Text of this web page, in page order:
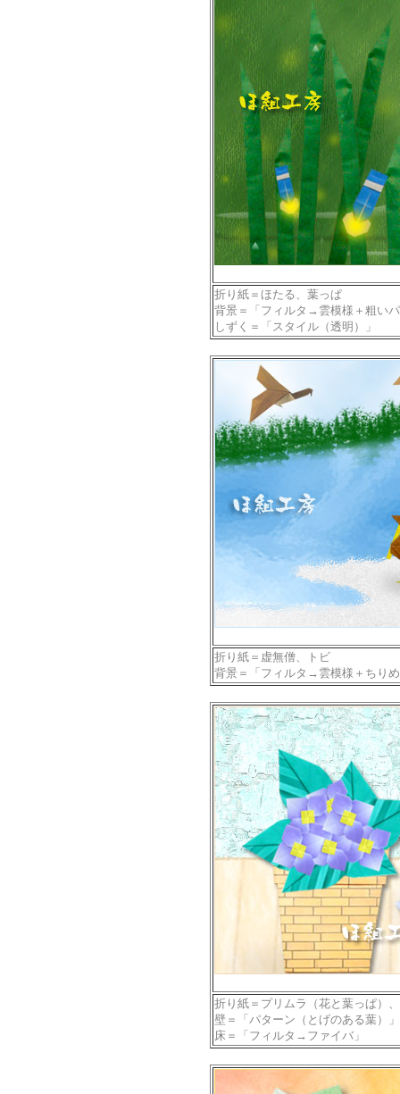
折り紙＝ほたる、葉っぱ
背景＝「フィルタ→雲模様＋粗い
しずく＝「スタイル（透明）」
折り紙＝虚無僧、トビ
背景＝「フィルタ→雲模様＋ちり
折り紙＝プリムラ（花と葉っぱ）
壁＝「パターン（とげのある葉）
床＝「フィルタ→ファイバ」